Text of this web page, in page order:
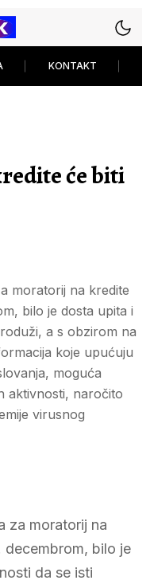
KONTAKT
će biti
moratorij na kredite
bilo je dosta upita i
a s obzirom na
koje upućuju
moguća
aktivnosti, naročito
virusnog
za moratorij na
decembrom, bilo je
da se isti